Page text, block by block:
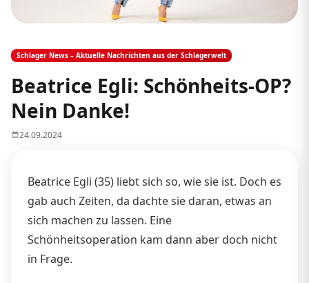
Schlager News – Aktuelle Nachrichten aus der Schlagerwelt
Beatrice Egli: Schönheits-OP?
Nein Danke!
24.09.2024
Beatrice Egli (35) liebt sich so, wie sie ist. Doch es
gab auch Zeiten, da dachte sie daran, etwas an
sich machen zu lassen. Eine
Schönheitsoperation kam dann aber doch nicht
in Frage.